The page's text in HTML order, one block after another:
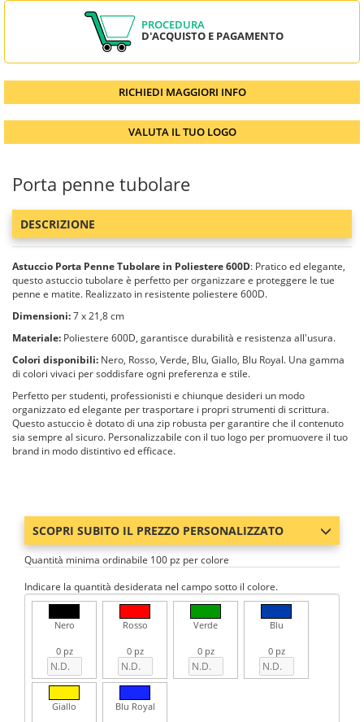
PROCEDURA
D'ACQUISTO E PAGAMENTO
RICHIEDI MAGGIORI INFO
VALUTA IL TUO LOGO
Porta penne tubolare
DESCRIZIONE
Astuccio Porta Penne Tubolare in Poliestere 600D: Pratico ed elegante,
questo astuccio tubolare è perfetto per organizzare e proteggere le tue
penne e matite. Realizzato in resistente poliestere 600D.
Dimensioni:7 x 21,8 cm
Materiale: Poliestere 600D, garantisce durabilità e resistenza all'usura.
Colori disponibili: Nero, Rosso, Verde, Blu, Giallo, Blu Royal. Una gamma
di colori vivaci per soddisfare ogni preferenza e stile.
Perfetto per studenti, professionisti e chiunque desideri un modo
organizzato ed elegante per trasportare i propri strumenti di scrittura.
Questo astuccio è dotato di una zip robusta per garantire che il contenuto
sia sempre al sicuro. Personalizzabile con il tuo logo per promuovere il tuo
brand in modo distintivo ed efficace.
SCOPRI SUBITO IL PREZZO PERSONALIZZATO
Quantità minima ordinabile 100 pz per colore
Indicare la quantità desiderata nel campo sotto il colore.
Nero
0 pz
Rosso
0 pz
Verde
0 pz
Blu
0 pz
Giallo Blu Royal